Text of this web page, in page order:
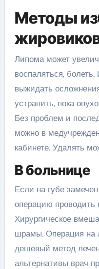
Методы
Липома может
воспаляться,
выжидать
устранить, пока
Без проблем и
можно в
кабинете. Удалять
В больнице
Если на губе
операцию проводить
Хирургическое
шрамы. Операция на
дешевый метод
альтернативы врач